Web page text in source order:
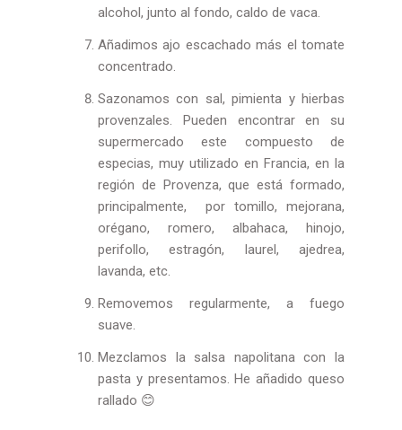
alcohol, junto al fondo, caldo de vaca.
Añadimos ajo escachado más el tomate
concentrado.
Sazonamos con sal, pimienta y hierbas
provenzales. Pueden encontrar en su
supermercado este compuesto de
especias, muy utilizado en Francia, en la
región de Provenza, que está formado,
principalmente, por tomillo, mejorana,
orégano, romero, albahaca, hinojo,
perifollo, estragón, laurel, ajedrea,
lavanda, etc.
Removemos regularmente, a fuego
suave.
Mezclamos la salsa napolitana con la
pasta y presentamos. He añadido queso
rallado 😊